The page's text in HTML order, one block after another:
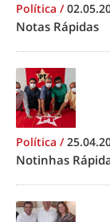
Política /
Notas Rápidas
Política /
Notinhas